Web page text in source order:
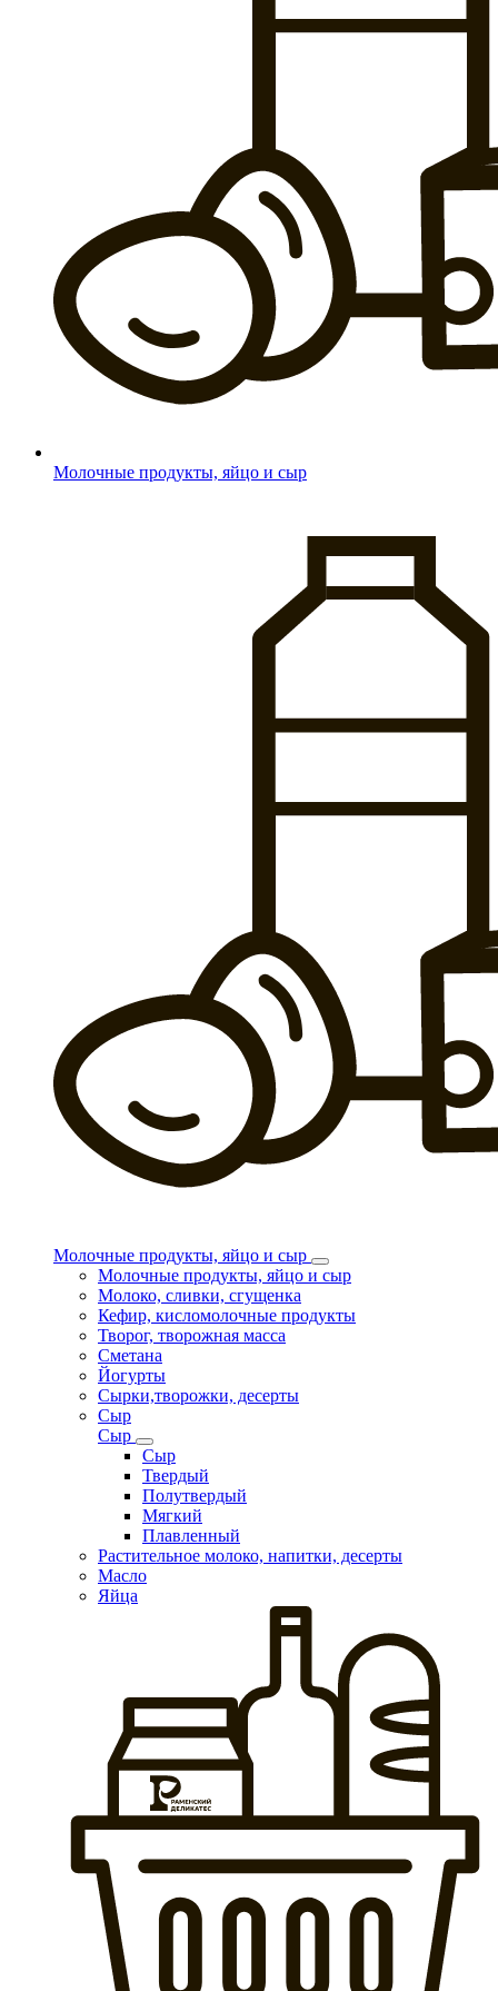
Молочные продукты, яйцо и сыр
Молочные продукты, яйцо и сыр
Молочные продукты, яйцо и сыр
Молоко, сливки, сгущенка
Кефир, кисломолочные продукты
Творог, творожная масса
Сметана
Йогурты
Сырки,творожки, десерты
Сыр
Сыр
Сыр
Твердый
Полутвердый
Мягкий
Плавленный
Растительное молоко, напитки, десерты
Масло
Яйца